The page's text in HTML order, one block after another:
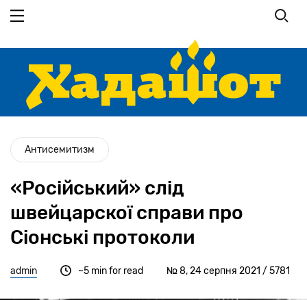
основного
Антисемитизм
«Російський» слід
швейцарскої справи про
Сіонські протоколи
admin № 8, 24 серпня 2021 / 5781
~5 min for read